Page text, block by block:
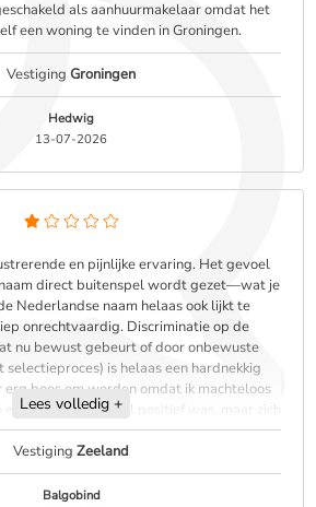
als aanhuurmakelaar omdat het
een woning te vinden in Groningen.
Vestiging Groningen
Hedwig
13-07-2026
en pijnlijke ervaring. Het gevoel
direct buitenspel wordt gezet—wat je
Nederlandse naam helaas ook lijkt te
onrechtvaardig. Discriminatie op de
nu bewust gebeurt of door onbewuste
is helaas een hardnekkig
erg boos om worden omdat ik machteloos
instantie heel positief was, maar zich
ik moest contact met de makelaar op
mensen die racisten zijn meer kan ik niet
omtrent deze onderwerp.
Lees volledig +
Vestiging Zeeland
Balgobind